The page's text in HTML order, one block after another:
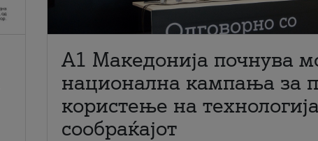
A1 Македонија почнува
национална кампања за
користење на
сообраќајот